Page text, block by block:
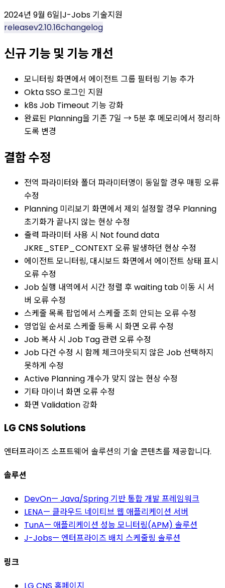
2024년 9월 6일|J-Jobs 기술지원
releasev2.10.16changelog
신규 기능 및 기능 개선
모니터링 화면에서 에이전트 그룹 필터링 기능 추가
Okta SSO 로그인 지원
k8s Job Timeout 기능 강화
완료된 Planning을 기존 7일 → 5분 후 메모리에서 정리하
도록 변경
결함 수정
전역 파라미터와 폴더 파라미터명이 동일할 경우 매핑 오류
수정
Planning 미리보기 화면에서 제외 설정할 경우 Planning
초기화가 끝나지 않는 현상 수정
출력 파라미터 사용 시 Not found data
JKRE_STEP_CONTEXT 오류 발생하던 현상 수정
에이전트 모니터링, 대시보드 화면에서 에이전트 상태 표시
오류 수정
Job 실행 내역에서 시간 정렬 후 waiting tab 이동 시 서
버 오류 수정
스케줄 목록 팝업에서 스케줄 조회 안되는 오류 수정
영업일 순서로 스케줄 등록 시 화면 오류 수정
Job 복사 시 Job Tag 관련 오류 수정
Job 다건 수정 시 함께 체크아웃되지 않은 Job 선택하지
못하게 수정
Active Planning 개수가 맞지 않는 현상 수정
기타 마이너 화면 오류 수정
화면 Validation 강화
LG CNS Solutions
엔터프라이즈 소프트웨어 솔루션의 기술 콘텐츠를 제공합니다.
솔루션
DevOn— Java/Spring 기반 통합 개발 프레임워크
LENA— 클라우드 네이티브 웹 애플리케이션 서버
TunA— 애플리케이션 성능 모니터링(APM) 솔루션
J-Jobs— 엔터프라이즈 배치 스케줄링 솔루션
링크